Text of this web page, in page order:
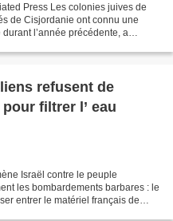
Press Les colonies juives de
de Cisjordanie ont connu une
l’année précédente, a
refusent de
filtrer l’ eau
Israël contre le peuple
les bombardements barbares : le
entrer le matériel français de